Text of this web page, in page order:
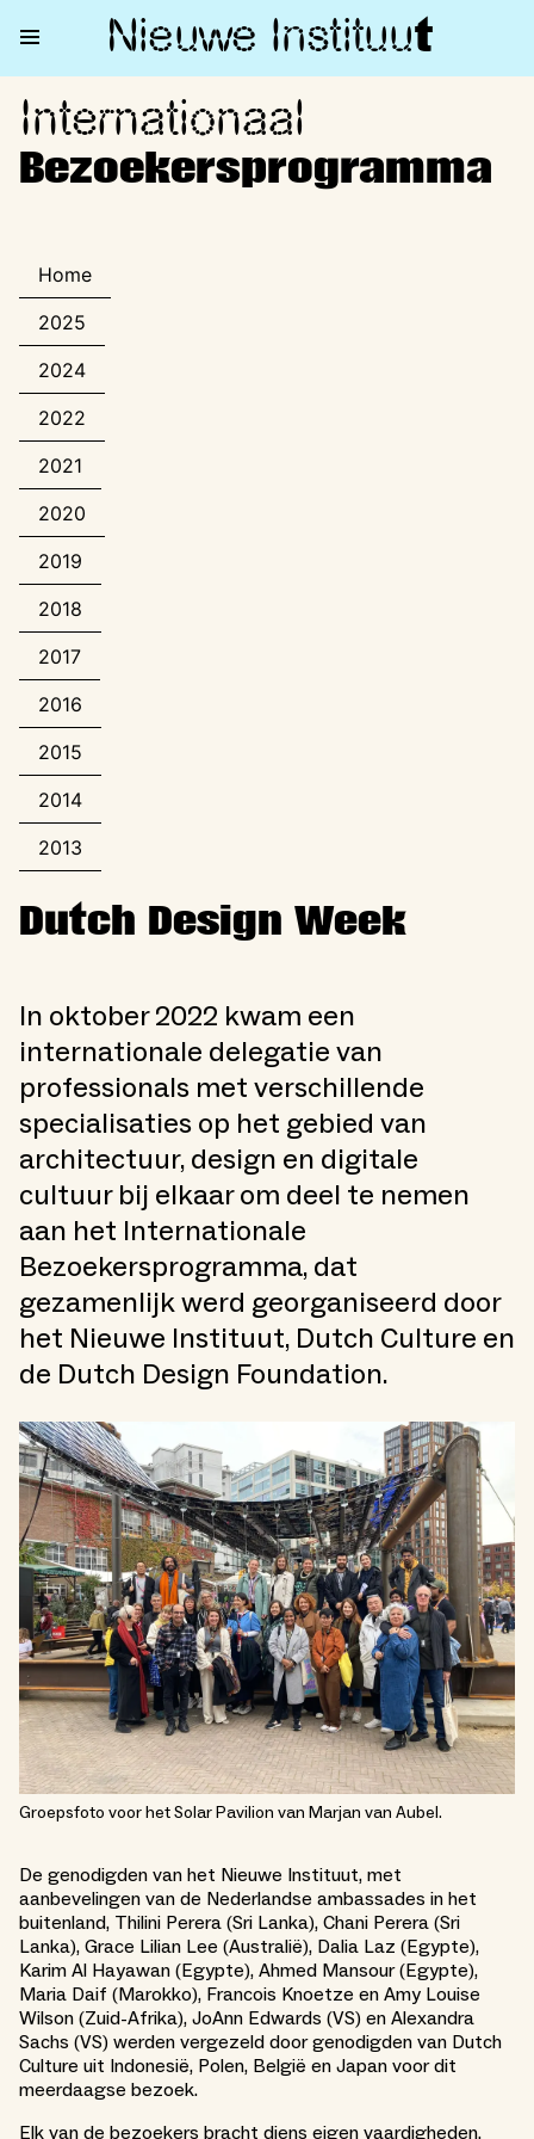
Nieuwe Instituut
Internationaal
Internationaal
Bezoekersprogramma
Home
2025
2024
2022
2021
2020
2019
2018
2017
2016
2015
2014
2013
Dutch Design Week
In oktober 2022 kwam een
internationale delegatie van
professionals met verschillende
specialisaties op het gebied van
architectuur, design en digitale
cultuur bij elkaar om deel te nemen
aan het Internationale
Bezoekersprogramma, dat
gezamenlijk werd georganiseerd door
het Nieuwe Instituut, Dutch Culture en
de Dutch Design Foundation.
Groepsfoto voor het Solar Pavilion van Marjan van Aubel.
De genodigden van het Nieuwe Instituut, met
aanbevelingen van de Nederlandse ambassades in het
buitenland, Thilini Perera (Sri Lanka), Chani Perera (Sri
Lanka), Grace Lilian Lee (Australië), Dalia Laz (Egypte),
Karim Al Hayawan (Egypte), Ahmed Mansour (Egypte),
Maria Daif (Marokko), Francois Knoetze en Amy Louise
Wilson (Zuid-Afrika), JoAnn Edwards (VS) en Alexandra
Sachs (VS) werden vergezeld door genodigden van Dutch
Culture uit Indonesië, Polen, België en Japan voor dit
meerdaagse bezoek.
Elk van de bezoekers bracht diens eigen vaardigheden,